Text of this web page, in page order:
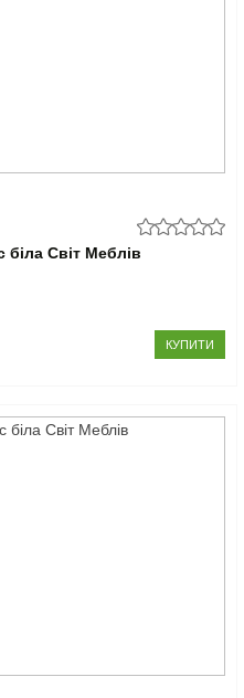
Світ Меблів
КУПИТИ